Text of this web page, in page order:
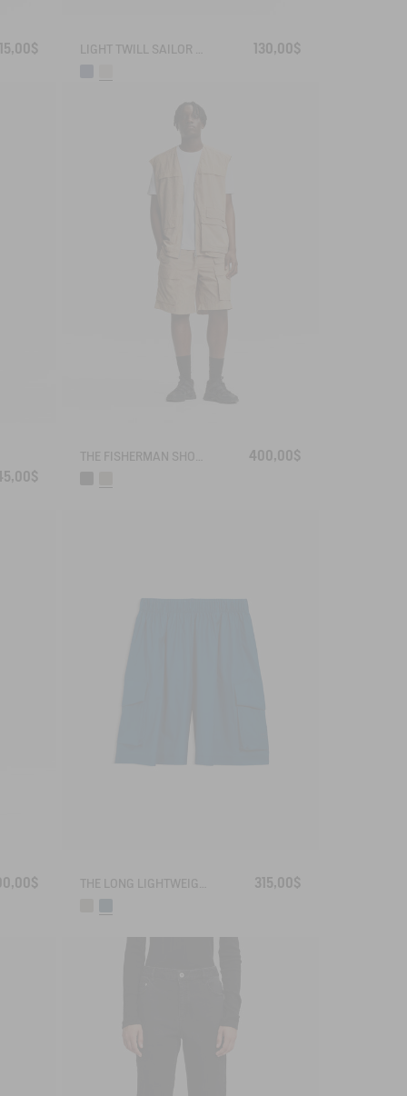
130,00$
400,00$
THE LONG LIGHTWEIGHT SHORTS AIGLE EXPERIENCE BY ÉTUDES 315,00$